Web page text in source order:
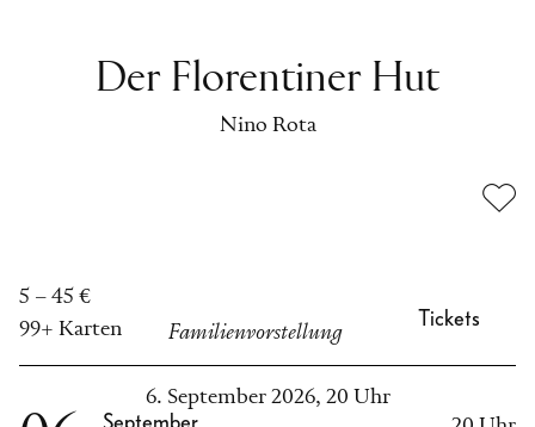
Der Florentiner Hut
Nino Rota
Tickets
5 – 45 €
99+ Karten
Familienvorstellung
6. September 2026, 20 Uhr